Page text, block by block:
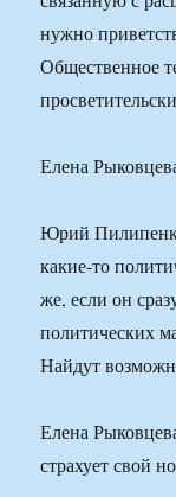
нужно
Общественное
Елена
Юрий
какие-то
же, если он
политических
Найдут
Елена
страхует свой